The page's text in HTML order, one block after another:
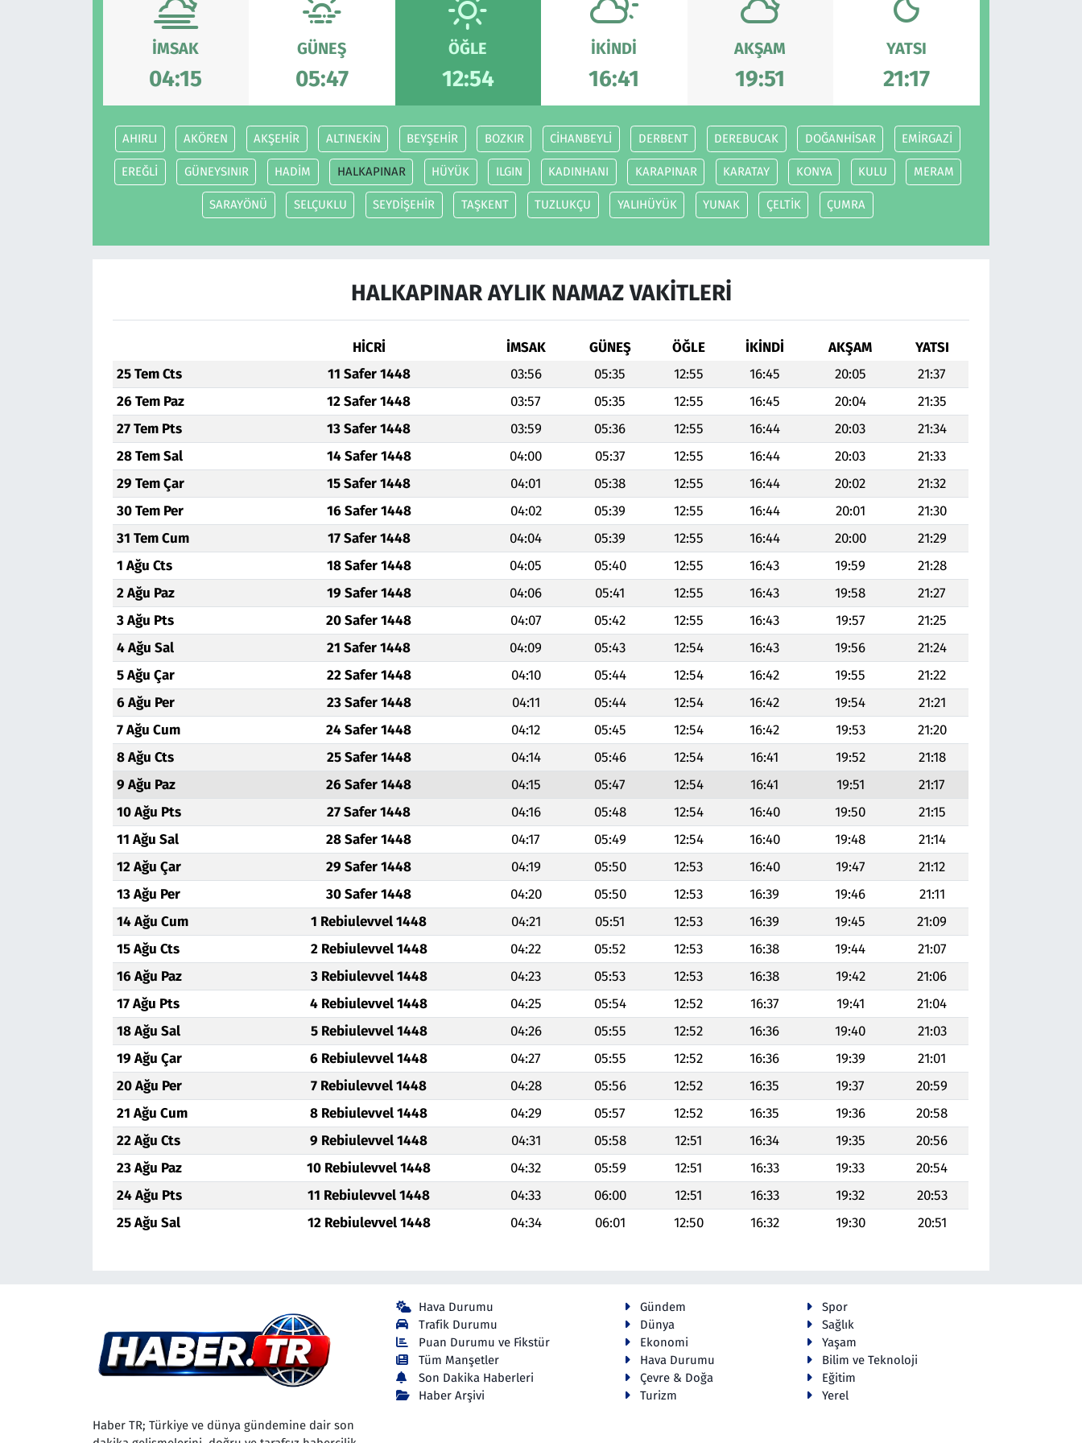
İMSAK
04:15
GÜNEŞ
05:47
ÖĞLE
12:54
İKINDI
16:41
AKŞAM
19:51
YATSI
21:17
AHIRLI AKÖREN AKŞEHİR ALTINEKİN BEYŞEHİR BOZKIR CİHANBEYLİ DERBENT DEREBUCAK DOĞANHİSAR EMİRGAZİ
EREĞLİ GÜNEYSINIR HADİM HALKAPINAR HÜYÜK ILGIN KADINHANI KARAPINAR KARATAY KONYA KULU MERAM
SARAYÖNÜ SELÇUKLU SEYDİŞEHİR TAŞKENT TUZLUKÇU YALIHÜYÜK YUNAK ÇELTİK ÇUMRA
HALKAPINAR AYLIK NAMAZ VAKITLERI
HİCRİ İMSAK GÜNEŞ ÖĞLE İKINDI AKŞAM
YATSI
25 Tem Cts
11 Safer 1448 03:56 05:35 12:55 16:45 20:05
21:37
26 Tem Paz
12 Safer 1448 03:57 05:35 12:55 16:45 20:04
21:35
27 Tem Pts
13 Safer 1448 03:59 05:36 12:55 16:44 20:03
21:34
28 Tem Sal
14 Safer 1448 04:00 05:37 12:55 16:44 20:03
21:33
29 Tem Çar
15 Safer 1448 04:01 05:38 12:55 16:44 20:02
21:32
30 Tem Per
16 Safer 1448 04:02 05:39 12:55 16:44 20:01
21:30
31 Tem Cum
17 Safer 1448 04:04 05:39 12:55 16:44 20:00
21:29
1 Ağu Cts
18 Safer 1448 04:05 05:40 12:55 16:43 19:59
21:28
2 Ağu Paz
19 Safer 1448 04:06 05:41 12:55 16:43 19:58
21:27
3 Ağu Pts
20 Safer 1448 04:07 05:42 12:55 16:43 19:57
21:25
4 Ağu Sal
21 Safer 1448 04:09 05:43 12:54 16:43 19:56
21:24
5 Ağu Çar
22 Safer 1448 04:10 05:44 12:54 16:42 19:55
21:22
6 Ağu Per
23 Safer 1448 04:11 05:44 12:54 16:42 19:54
21:21
7 Ağu Cum
24 Safer 1448 04:12 05:45 12:54 16:42 19:53
21:20
8 Ağu Cts
25 Safer 1448 04:14 05:46 12:54 16:41 19:52
21:18
9 Ağu Paz
26 Safer 1448 04:15 05:47 12:54 16:41 19:51
21:17
10 Ağu Pts
27 Safer 1448 04:16 05:48 12:54 16:40 19:50
21:15
11 Ağu Sal
28 Safer 1448 04:17 05:49 12:54 16:40 19:48
21:14
12 Ağu Çar
29 Safer 1448 04:19 05:50 12:53 16:40 19:47
21:12
13 Ağu Per
30 Safer 1448 04:20 05:50 12:53 16:39 19:46
21:11
14 Ağu Cum
1 Rebiulevvel 1448 04:21 05:51 12:53 16:39 19:45
21:09
15 Ağu Cts
2 Rebiulevvel 1448 04:22 05:52 12:53 16:38 19:44
21:07
16 Ağu Paz
3 Rebiulevvel 1448 04:23 05:53 12:53 16:38 19:42
21:06
17 Ağu Pts
4 Rebiulevvel 1448 04:25 05:54 12:52 16:37 19:41
21:04
18 Ağu Sal
5 Rebiulevvel 1448 04:26 05:55 12:52 16:36 19:40
21:03
19 Ağu Çar
6 Rebiulevvel 1448 04:27 05:55 12:52 16:36 19:39
21:01
20 Ağu Per
7 Rebiulevvel 1448 04:28 05:56 12:52 16:35 19:37
20:59
21 Ağu Cum
8 Rebiulevvel 1448 04:29 05:57 12:52 16:35 19:36
20:58
22 Ağu Cts
9 Rebiulevvel 1448 04:31 05:58 12:51 16:34 19:35
20:56
23 Ağu Paz
10 Rebiulevvel 1448 04:32 05:59 12:51 16:33 19:33
20:54
24 Ağu Pts
11 Rebiulevvel 1448 04:33 06:00 12:51 16:33 19:32
20:53
25 Ağu Sal
12 Rebiulevvel 1448 04:34 06:01 12:50 16:32 19:30 20:51
Haber TR; Türkiye ve dünya gündemine dair son
Hava Durumu
Trafik Durumu
Puan Durumu ve Fikstür
Tüm Manşetler
Son Dakika Haberleri
Haber Arşivi
Gündem
Spor
Dünya
Sağlık
Ekonomi
Yaşam
Hava Durumu
Bilim ve Teknoloji
Çevre & Doğa
Eğitim
Turizm
Yerel